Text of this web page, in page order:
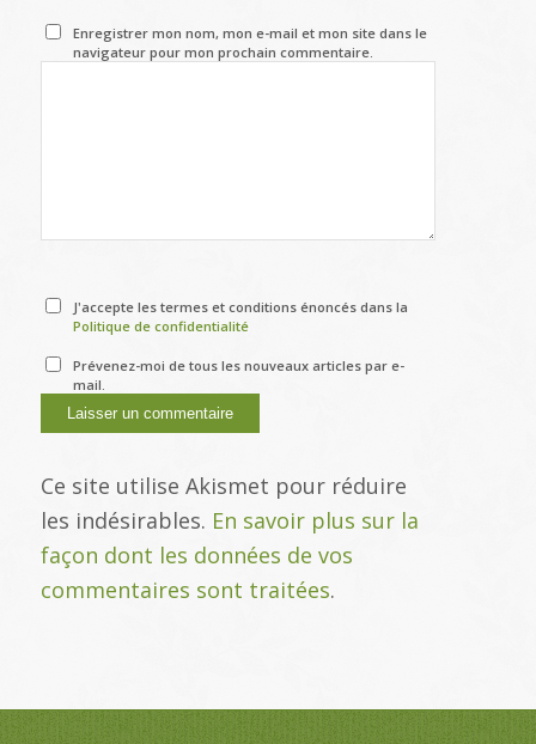
Enregistrer mon nom, mon e-mail et mon site dans le
navigateur pour mon prochain commentaire.
J'accepte les termes et conditions énoncés dans la
Politique de confidentialité
Prévenez-moi de tous les nouveaux articles par e-
mail.
Ce site utilise Akismet pour réduire
les indésirables. En savoir plus sur la
façon dont les données de vos
commentaires sont traitées.